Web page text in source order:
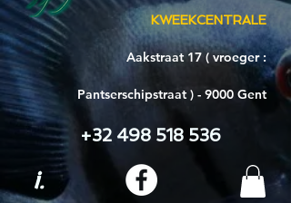
KWEEKCENTRALE
Aakstraat 17 ( vroeger :
Pantserschipstraat ) - 9000 Gent
+32 498 518 536
i.